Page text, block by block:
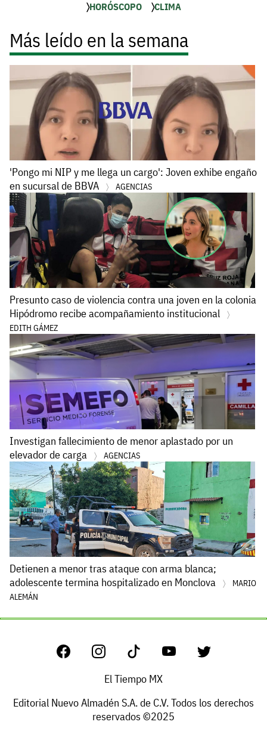
HORÓSCOPO CLIMA
Más leído en la semana
'Pongo mi NIP y me llega un cargo': Joven exhibe engaño
en sucursal de BBVA
AGENCIAS
Presunto caso de violencia contra una joven en la colonia
Hipódromo recibe acompañamiento institucional
EDITH GÁMEZ
Investigan fallecimiento de menor aplastado por un
elevador de carga
AGENCIAS
Detienen a menor tras ataque con arma blanca;
adolescente termina hospitalizado en Monclova
MARIO
ALEMÁN
El Tiempo MX
Editorial Nuevo Almadén S.A. de C.V. Todos los derechos
reservados ©2025